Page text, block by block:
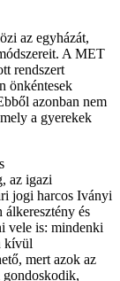
az egyházát,
A MET
rendszert
önkéntesek
azonban nem
a gyerekek
az igazi
jogi harcos Iványi
és
vele is: mindenki
kívül
mert azok az